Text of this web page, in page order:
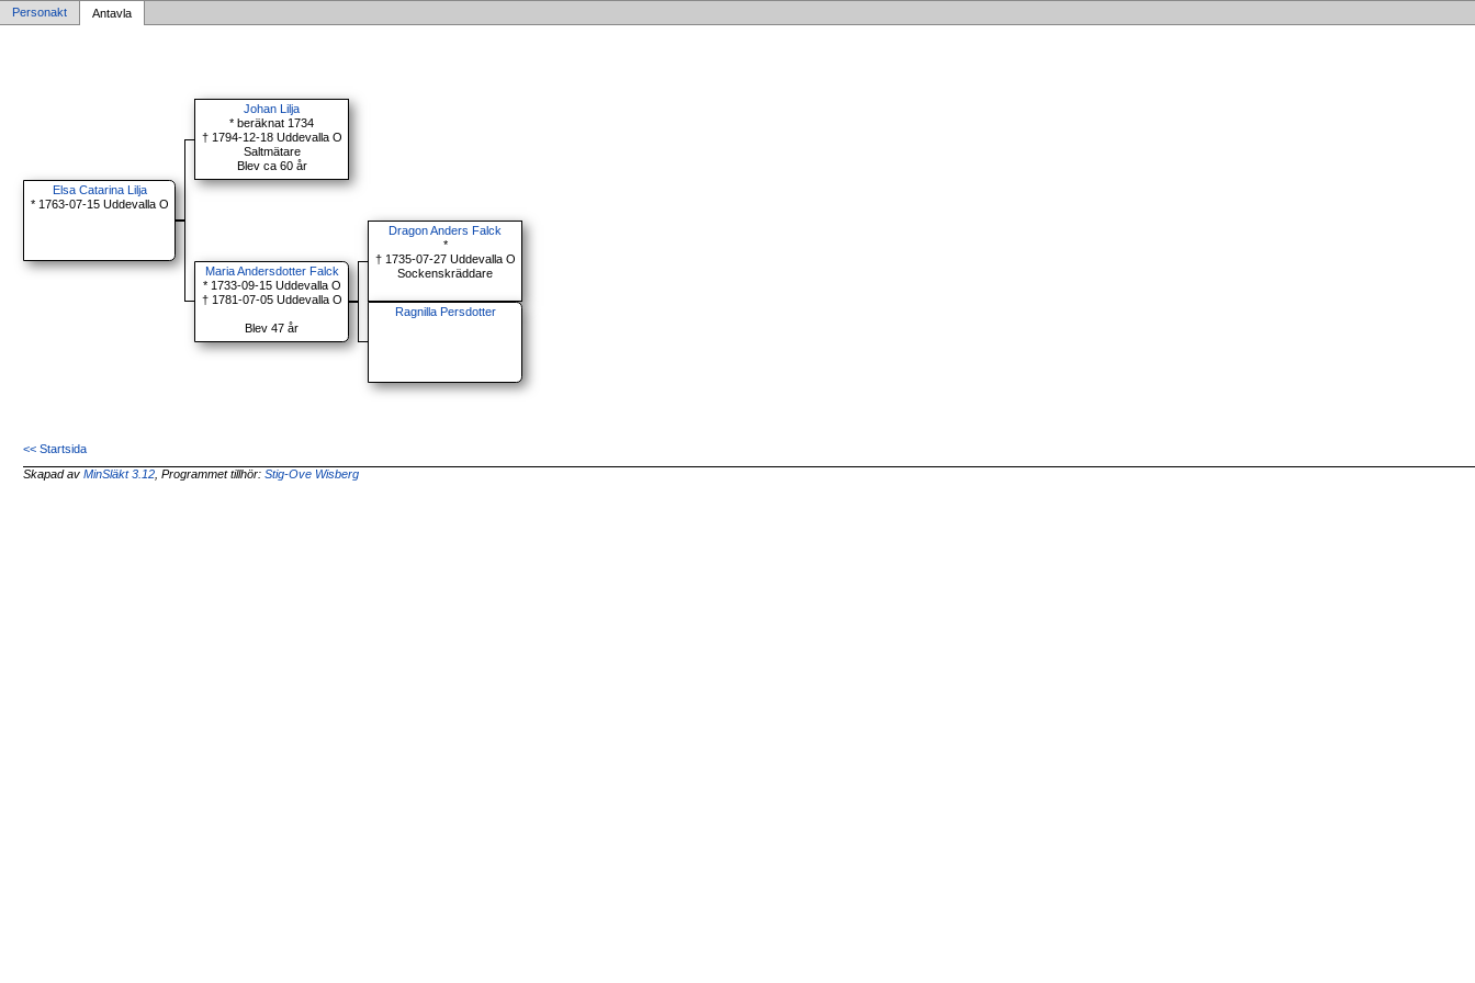
Personakt Antavla
Elsa Catarina Lilja
* 1763-07-15 Uddevalla O
Johan Lilja
* beräknat 1734
† 1794-12-18 Uddevalla O
Saltmätare
Blev ca 60 år
Maria Andersdotter Falck
* 1733-09-15 Uddevalla O
† 1781-07-05 Uddevalla O
Blev 47 år
Dragon Anders Falck
*
† 1735-07-27 Uddevalla O
Sockenskräddare
Ragnilla Persdotter
<< Startsida
Skapad avMinSläkt 3.12 , Programmet tillhör:Stig-Ove Wisberg